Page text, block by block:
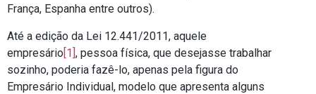
França, Espanha entre outros).
Até a edição da Lei 12.441/2011, aquele
empresário[1], pessoa física, que desejasse trabalhar
sozinho, poderia fazê-lo, apenas pela figura do
Empresário Individual, modelo que apresenta alguns